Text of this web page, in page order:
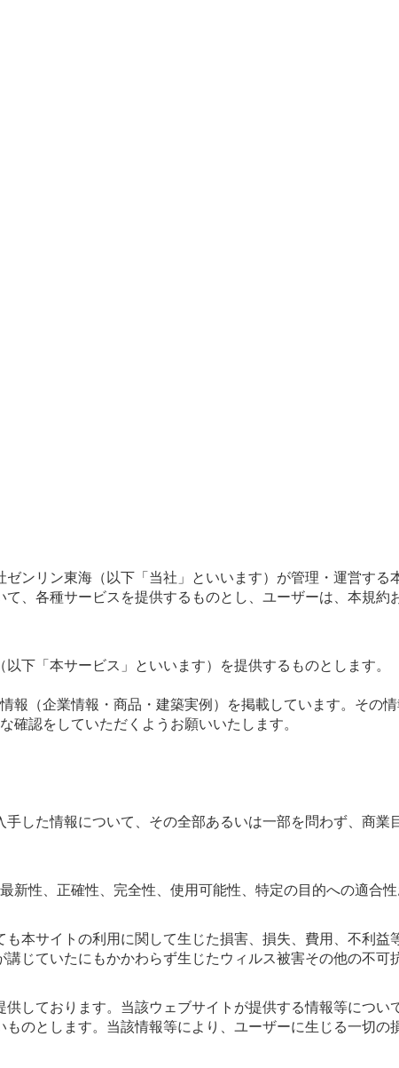
ンリン東海（以下「当社」といいます）が管理・運営す
、各種サービスを提供するものとし、ユーザーは、本規
下「本サービス」といいます）を提供するものとします。
報（企業情報・商品・建築実例）を掲載しています。その
認をしていただくようお願いいたします。
した情報について、その全部あるいは一部を問わず、商
新性、正確性、完全性、使用可能性、特定の目的への適合
本サイトの利用に関して生じた損害、損失、費用、不利
じていたにもかかわらず生じたウィルス被害その他の不
しております。当該ウェブサイトが提供する情報等につ
のとします。当該情報等により、ユーザーに生じる一切の